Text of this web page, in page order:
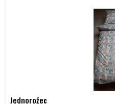
Jednorožec